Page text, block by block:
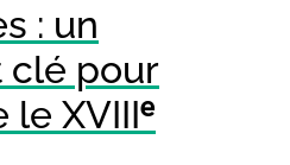
: un
clé pour
XVIIIᵉ